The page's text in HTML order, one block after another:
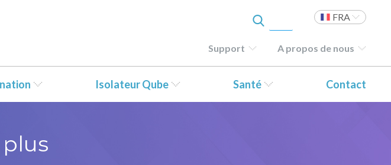
FRA
Support A propos de nous
Isolateur Qube Santé Contact